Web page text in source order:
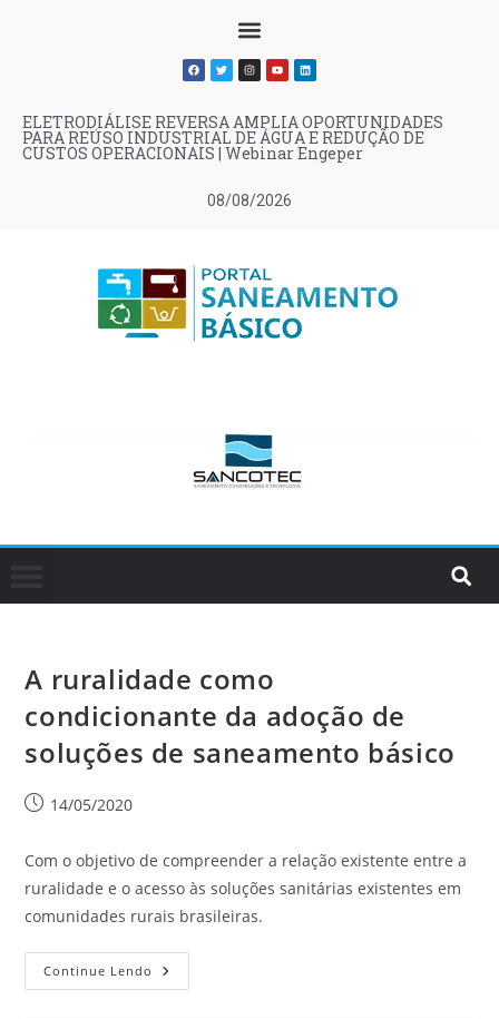
08/08/2026
ELETRODIÁLISE REVERSA AMPLIA OPORTUNIDADES
PARA REÚSO INDUSTRIAL DE ÁGUA E REDUÇÃO DE
CUSTOS OPERACIONAIS | Webinar Engeper
A ruralidade como
condicionante da adoção de
soluções de saneamento básico
14/05/2020
Com o objetivo de compreender a relação existente entre a
ruralidade e o acesso às soluções sanitárias existentes em
comunidades rurais brasileiras.
Continue Lendo